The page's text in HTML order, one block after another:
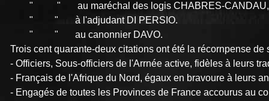
" " au maréchal des logis CHABRES-CANDAU,
" " à l'adjudant DI PERSIO.
" " au canonnier DAVO.
Trois cent quarante-deux citations ont été la récornpense de
- Officiers, Sous-officiers de l'Arrnée active, fidèles à leurs
- Français de l'Afrique du Nord, égaux en bravoure à leurs
- Engagés de toutes les Provinces de France accourus au